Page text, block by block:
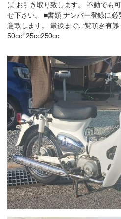
ば お引き取り致します。 不動でも
せ下さい。 ■書類 ナンバー登録に必
意致します。 最後までご覧頂き有
50cc125cc250cc